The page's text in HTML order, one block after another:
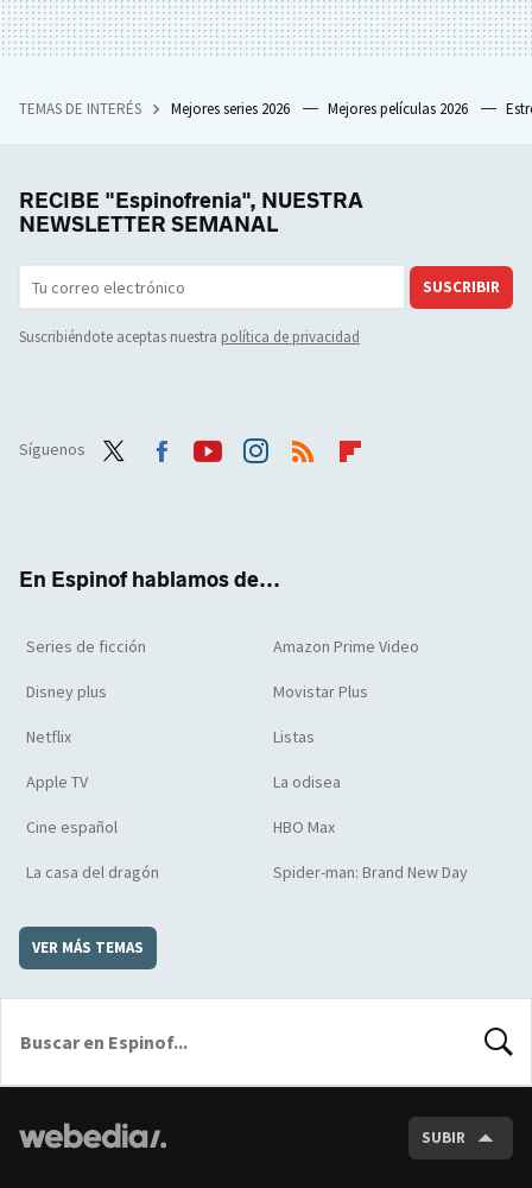
TEMAS DE INTERÉS Mejores series 2026 Mejores películas 2026
RECIBE "Espinofrenia", NUESTRA
NEWSLETTER SEMANAL
SUSCRIBIR
Suscribiéndote aceptas nuestra política de privacidad
Síguenos
En Espinof hablamos de...
Series de ficción Amazon Prime Video
Disney plus Movistar Plus
Netflix Listas
Apple TV La odisea
Cine español HBO Max
La casa del dragón Spider-man: Brand New Day
VER MÁS TEMAS
SUBIR